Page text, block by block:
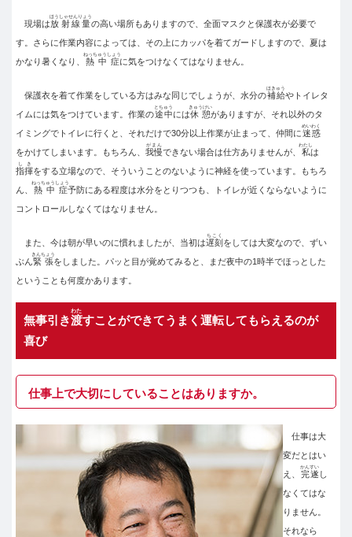
現場は放射線量
ほうしゃせんりょう
の高い場所もありますので、全面マスクと保護衣が必要で
す。さらに作業内容によっては、その上にカッパを着てガードしますので、夏は
かなり暑くなり、 熱中症
ねっちゅうしょう
に気をつけなくてはなりません。
保護衣を着て作業をしている方はみな同じでしょうが、水分の補給
ほきゅう
やトイレタ
イムには気をつけています。作業の途中
とちゅう
には休憩
きゅうけい
がありますが、それ以外のタ
イミングでトイレに行くと、それだけで30分以上作業が止まって、仲間に迷惑
めいわく
をかけてしまいます。もちろん、 我慢
がまん
できない場合は仕方ありませんが、 私
わたし
は
指揮
しき
をする立場なので、そういうことのないように神経を使っています。もちろ
ん、 熱中症
ねっちゅうしょう
予防にある程度は水分をとりつつも、トイレが近くならないように
コントロールしなくてはなりません。
また、今は朝が早いのに慣れましたが、当初は遅刻
ちこく
をしては大変なので、ずい
ぶん緊張
きんちょう
をしました。パッと目が覚めてみると、まだ夜中の1時半でほっとした
ということも何度かあります。
無事引き渡
わた
すことができてうまく運転してもらえるのが
喜び
仕事上で大切にしていることはありますか。
仕事は大
変だとはい
え、 完遂
かんすい
し
なくてはな
りません。
それなら